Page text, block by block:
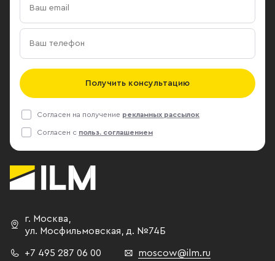
Получить консультацию
Согласен на получение рекламных рассылок
Согласен с польз. соглашением
г. Москва,
ул. Мосфильмовская, д. №74Б
+7 495 287 06 00 moscow@ilm.ru